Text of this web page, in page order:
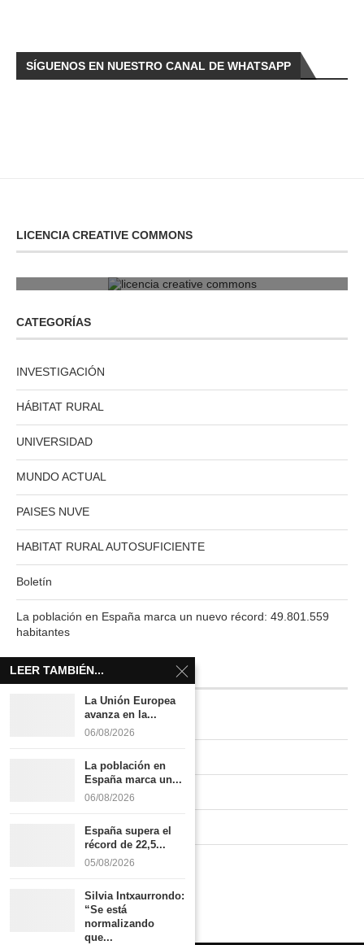
SÍGUENOS EN NUESTRO CANAL DE WHATSAPP
LICENCIA CREATIVE COMMONS
CATEGORÍAS
INVESTIGACIÓN
HÁBITAT RURAL
UNIVERSIDAD
MUNDO ACTUAL
PAISES NUVE
HABITAT RURAL AUTOSUFICIENTE
Boletín
La población en España marca un nuevo récord: 49.801.559
habitantes
INFORMACIÓN
Quiénes somos
Publicidad tarifas
Política de privacidad
LEER TAMBIÉN...
La Unión Europea
avanza en la...
06/08/2026
La población en
España marca un...
06/08/2026
España supera el
récord de 22,5...
05/08/2026
Silvia Intxaurrondo:
“Se está
normalizando
que...